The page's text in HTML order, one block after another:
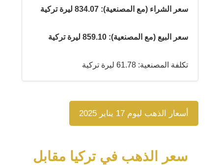
سعر الشراء (مع المصنعية): 834.07 ليرة تركية
سعر البيع (مع المصنعية): 859.10 ليرة تركية
تكلفة المصنعية: 61.78 ليرة تركية
أسعار الذهب ليوم 17 يناير 2025
سعر الذهب في تركيا مقابل